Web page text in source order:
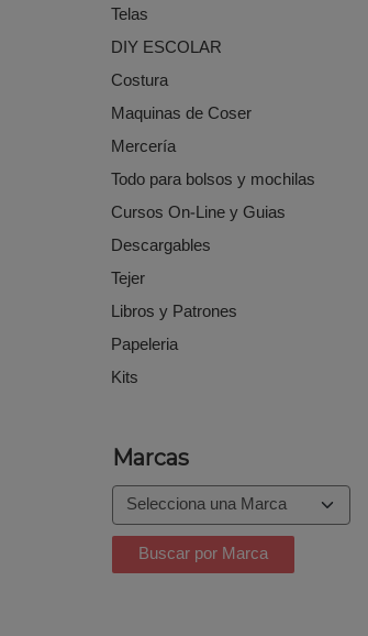
Telas
DIY ESCOLAR
Costura
Maquinas de Coser
Mercería
Todo para bolsos y mochilas
Cursos On-Line y Guias
Descargables
Tejer
Libros y Patrones
Papeleria
Kits
Marcas